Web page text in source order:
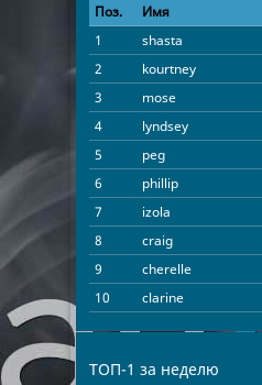
Поз. Имя
1
shasta
2
kourtney
3
mose
4
lyndsey
5
peg
6
phillip
7
izola
8
craig
9
cherelle
10
clarine
11
quintin
ТОП-1 за неделю